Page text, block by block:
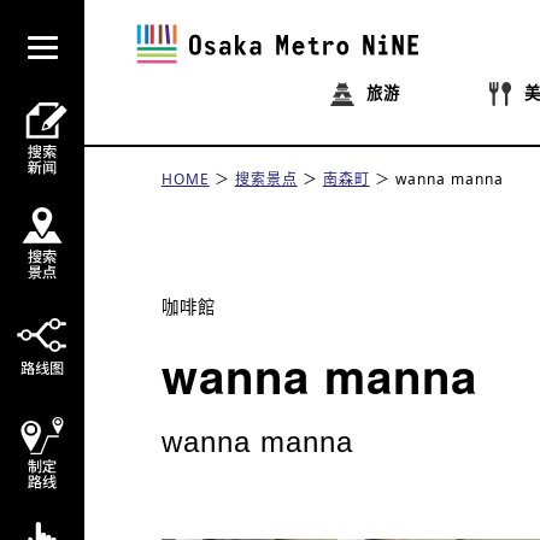
旅游
HOME 搜索景点 南森町 wanna manna
咖啡館
wanna manna
wanna manna